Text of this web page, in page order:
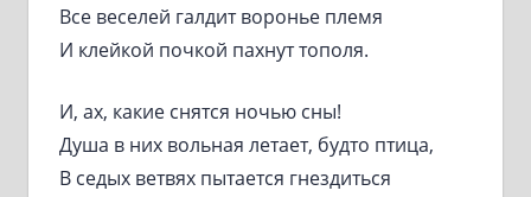
Все веселей галдит воронье племя
И клейкой почкой пахнут тополя.
И, ах, какие снятся ночью сны!
Душа в них вольная летает, будто птица,
В седых ветвях пытается гнездиться